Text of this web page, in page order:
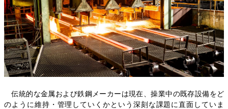
伝統的な金属および鉄鋼メーカーは現在、操業中の既存設備をど
のように維持・管理していくかという深刻な課題に直面していま